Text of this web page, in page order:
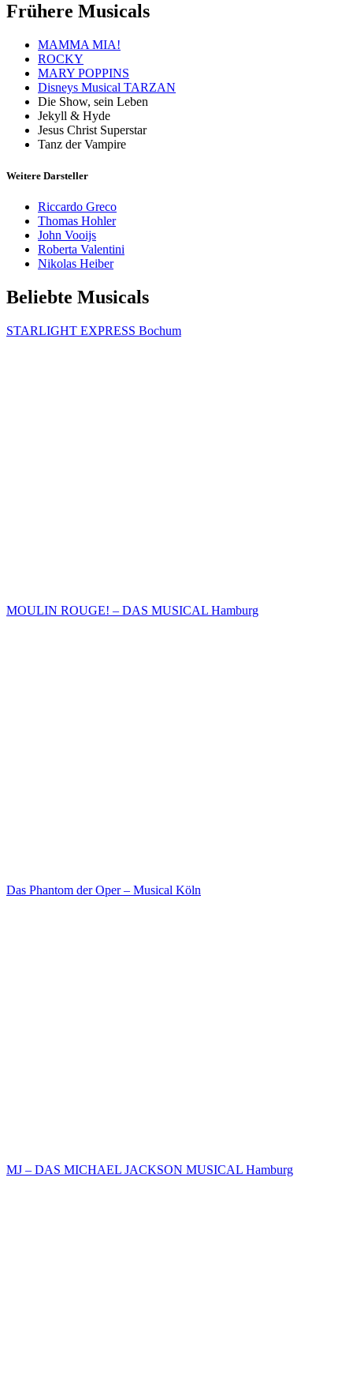
Frühere Musicals
MAMMA MIA!
ROCKY
MARY POPPINS
Disneys Musical TARZAN
Die Show, sein Leben
Jekyll & Hyde
Jesus Christ Superstar
Tanz der Vampire
Weitere Darsteller
Riccardo Greco
Thomas Hohler
John Vooijs
Roberta Valentini
Nikolas Heiber
Beliebte Musicals
STARLIGHT EXPRESS Bochum
MOULIN ROUGE! – DAS MUSICAL Hamburg
Das Phantom der Oper – Musical Köln
MJ – DAS MICHAEL JACKSON MUSICAL Hamburg